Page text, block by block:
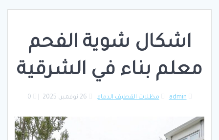
اشكال شوية الفحم
معلم بناء في الشرقية
admin مظلات القطيف الدمام 26 نوفمبر، 2025 0